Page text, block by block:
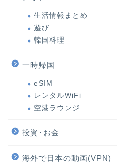
生活情報まとめ
遊び
韓国料理
一時帰国
eSIM
レンタルWiFi
空港ラウンジ
投資･お金
海外で日本の動画(VPN)